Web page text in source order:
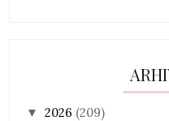
▼2026 (209)